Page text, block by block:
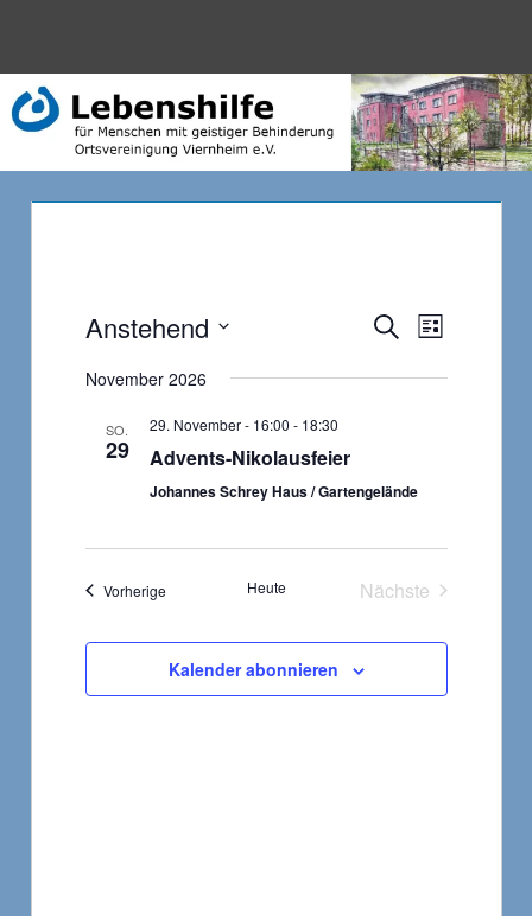
springen
Suche
Suche
Liste
Anstehend
November 2026
SO.
29
29. November - 16:00 - 18:30
Advents-Nikolausfeier
Johannes Schrey Haus / Gartengelände
VorherigeVeranstaltungen
Heute
Nächste
Kalender abonnieren